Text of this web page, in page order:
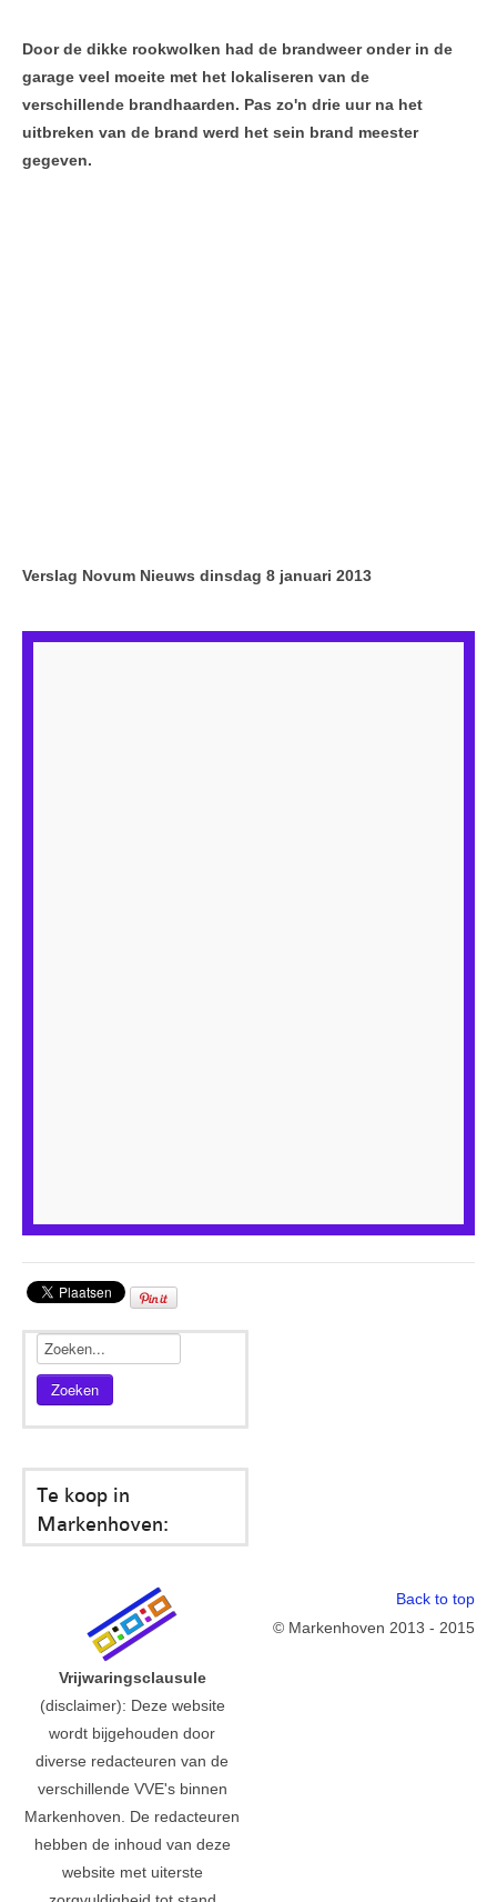
Door de dikke rookwolken had de brandweer onder in de
garage veel moeite met het lokaliseren van de
verschillende brandhaarden. Pas zo'n drie uur na het
uitbreken van de brand werd het sein brand meester
gegeven.
Verslag Novum Nieuws dinsdag 8 januari 2013
Zoeken
Te koop in
Markenhoven:
Vrijwaringsclausule
(disclaimer): Deze website
wordt bijgehouden door
diverse redacteuren van de
verschillende VVE's binnen
Markenhoven. De redacteuren
hebben de inhoud van deze
website met uiterste
Back to top
© Markenhoven 2013 - 2015